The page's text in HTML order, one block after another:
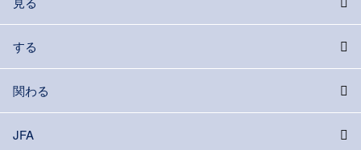
する
関わる
JFA